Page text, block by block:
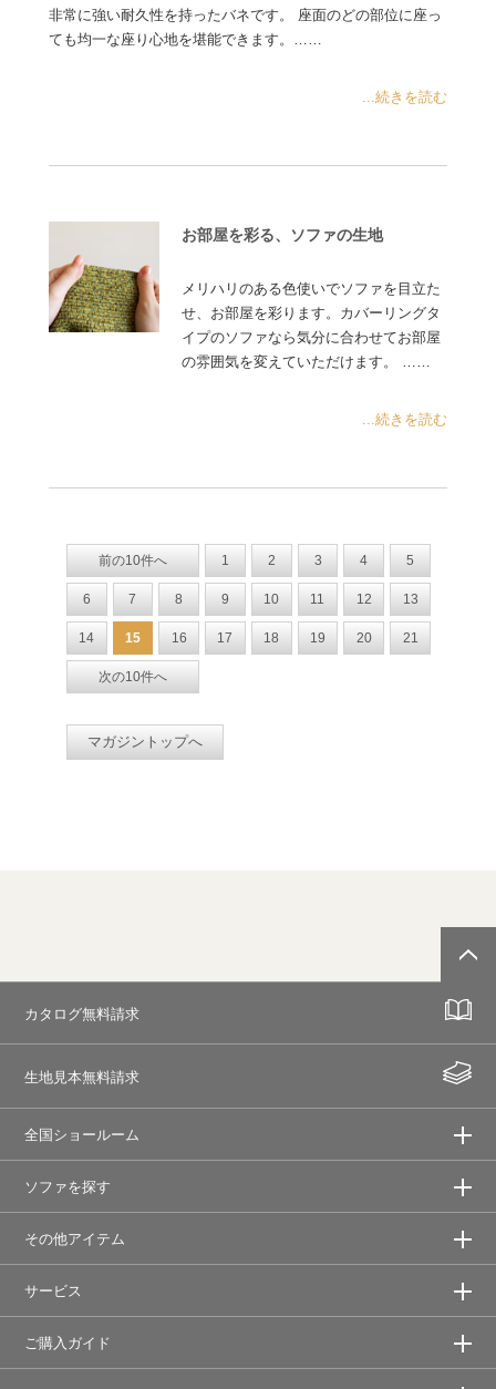
非常に強い耐久性を持ったバネです。 座面のどの部位に座っ
ても均一な座り心地を堪能できます。……
...続きを読む
お部屋を彩る、ソファの生地
メリハリのある色使いでソファを目立た
せ、お部屋を彩ります。カバーリングタ
イプのソファなら気分に合わせてお部屋
の雰囲気を変えていただけます。 ……
...続きを読む
前の10件へ 1 2 3 4 5
6 7 8 9 10 11 12 13
14 15 16 17 18 19 20 21
次の10件へ
マガジントップへ
カタログ無料請求
生地見本無料請求
全国ショールーム
ソファを探す
その他アイテム
サービス
ご購入ガイド